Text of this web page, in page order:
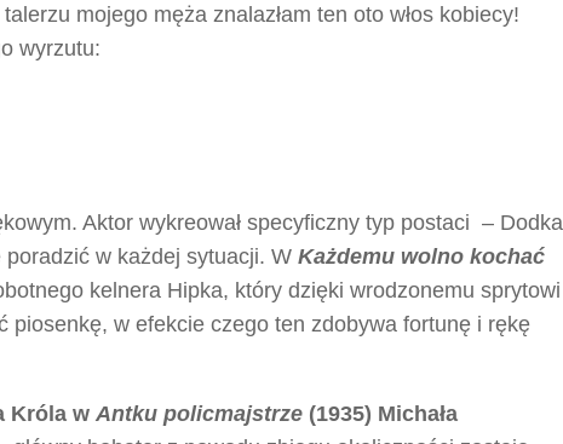
mojego męża znalazłam ten oto włos kobiecy!
wyrzutu:
Aktor wykreował specyficzny typ postaci – Dodka
w każdej sytuacji. W Każdemu wolno kochać
kelnera Hipka, który dzięki wrodzonemu sprytowi
w efekcie czego ten zdobywa fortunę i rękę
Króla w Antku policmajstrze (1935) Michała